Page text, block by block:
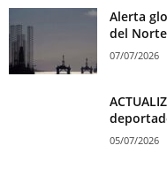
Alerta
del
07/07/2026
05/07/2026